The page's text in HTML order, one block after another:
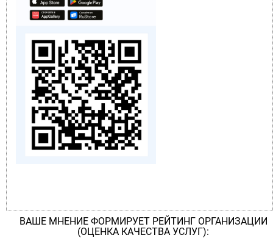
ВАШЕ МНЕНИЕ ФОРМИРУЕТ РЕЙТИНГ ОРГАНИЗАЦИИ
(ОЦЕНКА КАЧЕСТВА УСЛУГ):